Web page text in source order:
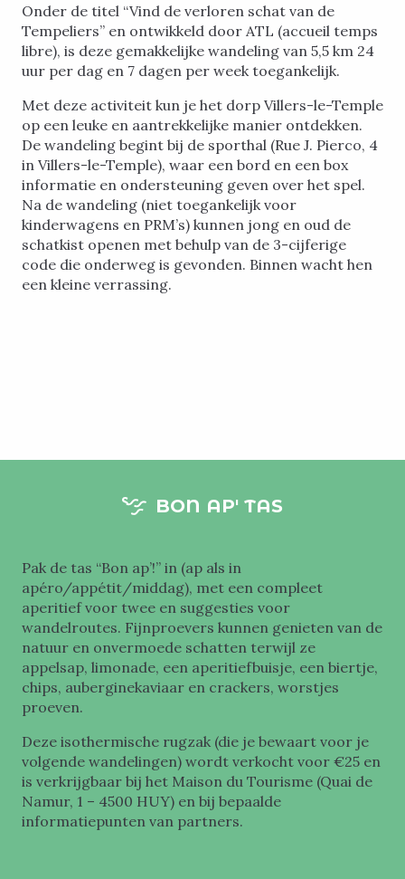
Onder de titel “Vind de verloren schat van de
Tempeliers” en ontwikkeld door ATL (accueil temps
libre), is deze gemakkelijke wandeling van 5,5 km 24
uur per dag en 7 dagen per week toegankelijk.
Met deze activiteit kun je het dorp Villers-le-Temple
op een leuke en aantrekkelijke manier ontdekken.
De wandeling begint bij de sporthal (Rue J. Pierco, 4
in Villers-le-Temple), waar een bord en een box
informatie en ondersteuning geven over het spel.
Na de wandeling (niet toegankelijk voor
kinderwagens en PRM’s) kunnen jong en oud de
schatkist openen met behulp van de 3-cijferige
code die onderweg is gevonden. Binnen wacht hen
een kleine verrassing.
BON AP' TAS
Pak de tas “Bon ap’!” in (ap als in
apéro/appétit/middag), met een compleet
aperitief voor twee en suggesties voor
wandelroutes. Fijnproevers kunnen genieten van de
natuur en onvermoede schatten terwijl ze
appelsap, limonade, een aperitiefbuisje, een biertje,
chips, auberginekaviaar en crackers, worstjes
proeven.
Deze isothermische rugzak (die je bewaart voor je
volgende wandelingen) wordt verkocht voor €25 en
is verkrijgbaar bij het Maison du Tourisme (Quai de
Namur, 1 – 4500 HUY) en bij bepaalde
informatiepunten van partners.